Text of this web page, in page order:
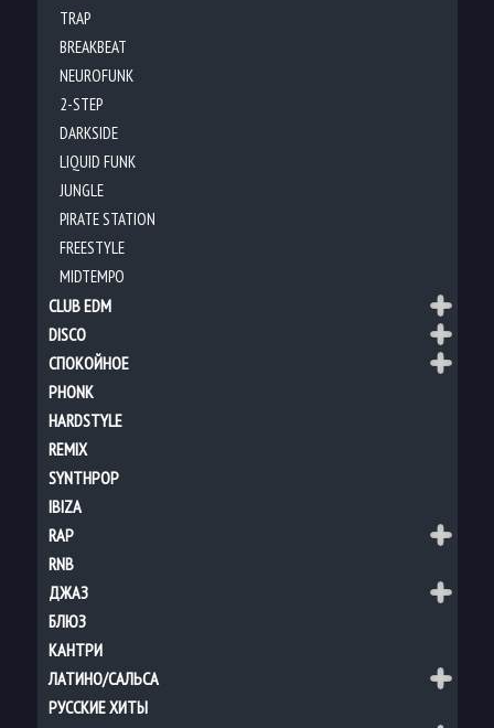
TRAP
BREAKBEAT
NEUROFUNK
2-STEP
DARKSIDE
LIQUID FUNK
JUNGLE
PIRATE STATION
FREESTYLE
MIDTEMPO
CLUB EDM
DISCO
СПОКОЙНОЕ
PHONK
HARDSTYLE
REMIX
SYNTHPOP
IBIZA
RAP
RNB
ДЖАЗ
БЛЮЗ
КАНТРИ
ЛАТИНО/САЛЬСА
РУССКИЕ ХИТЫ